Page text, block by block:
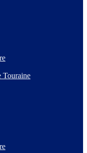
Touraine